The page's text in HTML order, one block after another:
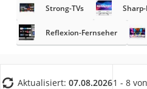
Strong-TVs
Reflexion-Fernseher
Aktualisiert: 07.08.20261 - 8